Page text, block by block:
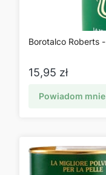
Borotalco Roberts
Cena
15,95 zł
Powiadom